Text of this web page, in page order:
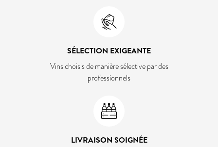
SÉLECTION EXIGEANTE
Vins choisis de manière sélective par des
professionnels
LIVRAISON SOIGNÉE